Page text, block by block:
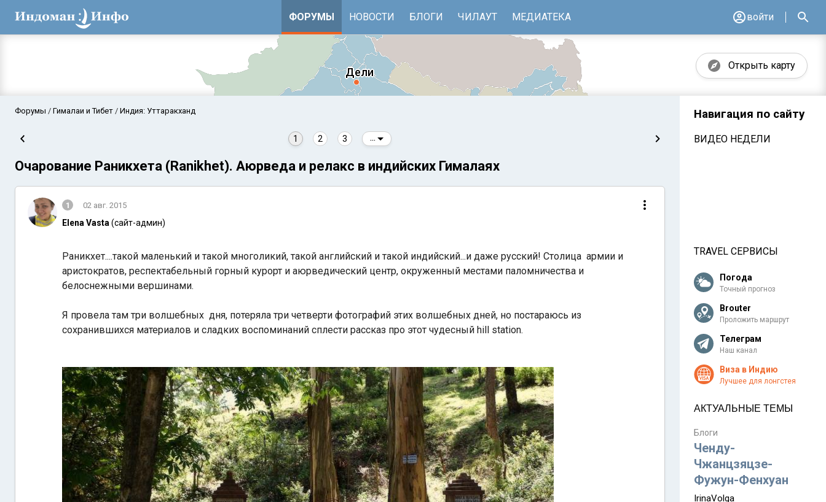
ФОРУМЫ НОВОСТИ БЛОГИ ЧИЛАУТ МЕДИАТЕКА войти
Открыть карту
Индийский океан
Форумы Гималаи и Тибет Индия: Уттаракханд
1 2 3
Очарование Раникхета (Ranikhet). Аюрведа и релакс в индийских Гималаях
1 02 авг. 2015
Elena Vasta (сайт-админ)
Раникхет....такой маленький и такой многоликий, такой английский и такой индийский...и даже русский! Столица армии и
аристократов, респектабельный горный курорт и аюрведический центр, окруженный местами паломничества и
белоснежными вершинами.
Я провела там три волшебных дня, потеряла три четверти фотографий этих волшебных дней, но постараюсь из
сохранившихся материалов и сладких воспоминаний сплести рассказ про этот чудесный hill station.
Навигация по сайту
ВИДЕО НЕДЕЛИ
TRAVEL СЕРВИСЫ
Погода
Точный прогноз
Brouter
Проложить маршрут
Телеграм
Наш канал
Виза в Индию
Лучшее для лонгстея
АКТУАЛЬНЫЕ ТЕМЫ
Блоги
Ченду-
Чжанцзяцзе-
Фужун-Фенхуан
IrinaVolga